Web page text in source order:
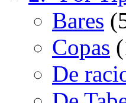
Bares
Copas
De